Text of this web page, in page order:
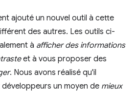
ajouté un nouvel outil à cette
des autres. Les outils ci-
à afficher des informations
et à vous proposer des
. Nous avons réalisé qu'il
un moyen de mieux